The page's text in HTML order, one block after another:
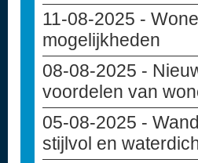
11-08-2025 -
mogelijkheden
08-08-2025 -
voordelen van
05-08-2025 -
stijlvol en